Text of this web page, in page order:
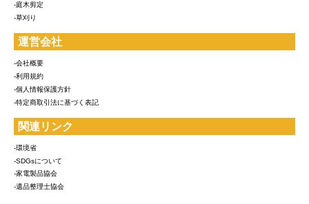
-庭木剪定
-草刈り
運営会社
-会社概要
-利用規約
-個人情報保護方針
-特定商取引法に基づく表記
関連リンク
-環境省
-SDGsについて
-家電製品協会
-遺品整理士協会